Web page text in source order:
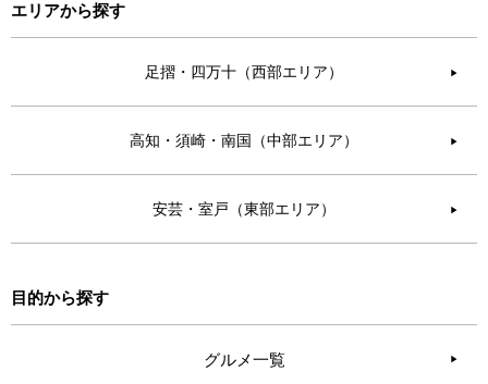
エリアから探す
足摺・四万十（西部エリア） ▶︎
高知・須崎・南国（中部エリア） ▶︎
安芸・室戸（東部エリア） ▶︎
目的から探す
グルメ一覧